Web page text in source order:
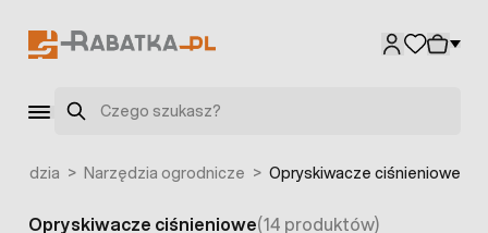
Szukaj
> Narzędzia ogrodnicze > Opryskiwacze ciśnieniowe
Skip to product list
Opryskiwacze ciśnieniowe(14 produktów)
F8357
F8358